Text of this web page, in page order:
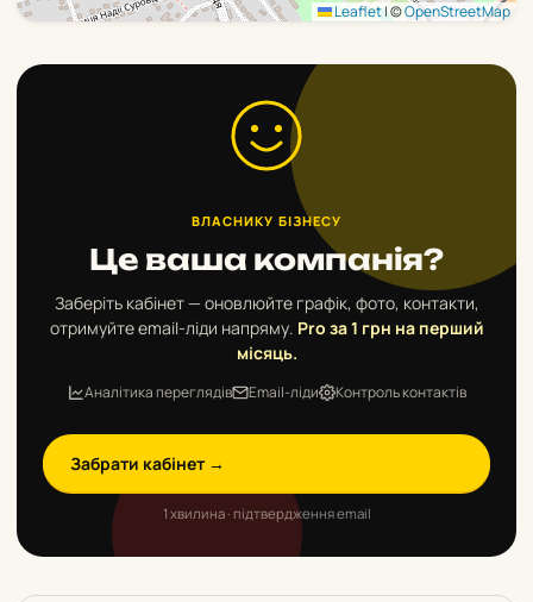
Leaflet|©OpenStreetMap
ВЛАСНИКУ БІЗНЕСУ
Це ваша компанія?
Заберіть кабінет — оновлюйте графік, фото, контакти,
отримуйте email-ліди напряму. Pro за 1 грн на перший
місяць.
Аналітика переглядів Email-ліди Контроль контактів
Забрати кабінет →
1 хвилина · підтвердження email